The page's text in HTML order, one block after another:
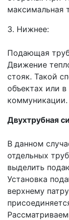
максимальная
3. Нижнее:
Подающая
Движение
стояк. Такой
объектах или в
коммуникации.
Двухтрубная
В данном
отдельных
выделить
Установка
верхнему